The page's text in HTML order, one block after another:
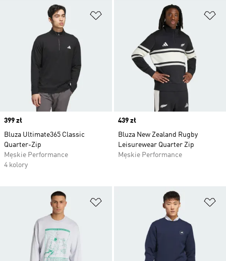
Dodaj do listy życzeń
Price
399 zł
Bluza Ultimate365 Classic
Quarter-Zip
Męskie Performance
4 kolory
Price
439 zł
Bluza New Zealand Rugby
Leisurewear Quarter Zip
Męskie Performance
Dodaj do listy życzeń